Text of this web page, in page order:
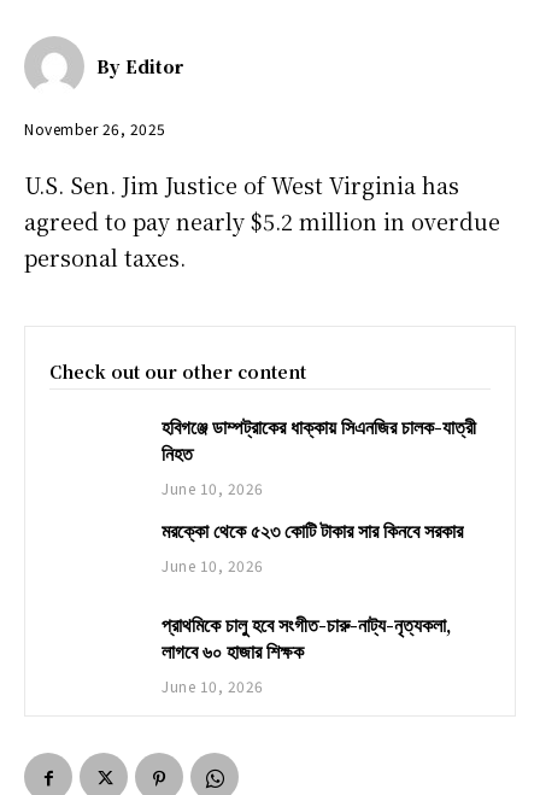
By Editor
November 26, 2025
U.S. Sen. Jim Justice of West Virginia has
agreed to pay nearly $5.2 million in overdue
personal taxes.
Check out our other content
হবিগঞ্জে ডাম্পট্রাকের ধাক্কায় সিএনজির চালক-যাত্রী
নিহত
June 10, 2026
মরক্কো থেকে ৫২৩ কোটি টাকার সার কিনবে সরকার
June 10, 2026
প্রাথমিকে চালু হবে সংগীত-চারু-নাট্য-নৃত্যকলা,
লাগবে ৬০ হাজার শিক্ষক
June 10, 2026